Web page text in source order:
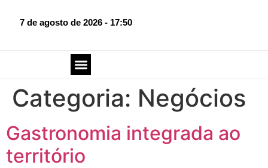
7 de agosto de 2026 - 17:50
Categoria: Negócios
Gastronomia integrada ao
território